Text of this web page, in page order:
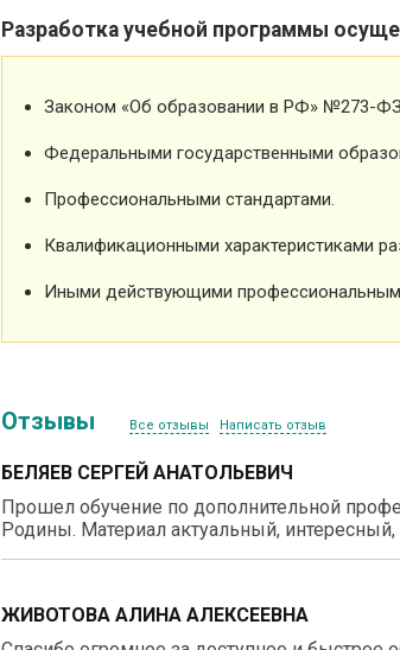
Разработка учебной программы
Законом «Об образовании в РФ» №273-
Федеральными государственными
Профессиональными стандартами.
Квалификационными характеристиками
Иными действующими
Отзывы Все отзывы Написать отзыв
БЕЛЯЕВ СЕРГЕЙ АНАТОЛЬЕВИЧ
Прошел обучение по дополнительной
Родины. Материал актуальный,
ЖИВОТОВА АЛИНА АЛЕКСЕЕВНА